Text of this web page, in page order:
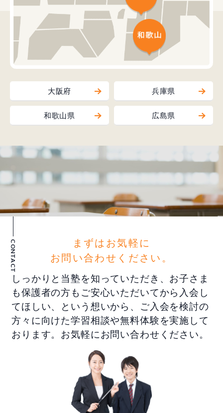
大阪府 兵庫県
和歌山県 広島県
CONTACT
まずはお気軽に
お問い合わせください。
しっかりと当塾を知っていただき、お子さま
も保護者の方もご安心いただいてから入会し
てほしい、という想いから、ご入会を検討の
方々に向けた学習相談や無料体験を実施して
おります。お気軽にお問い合わせください。